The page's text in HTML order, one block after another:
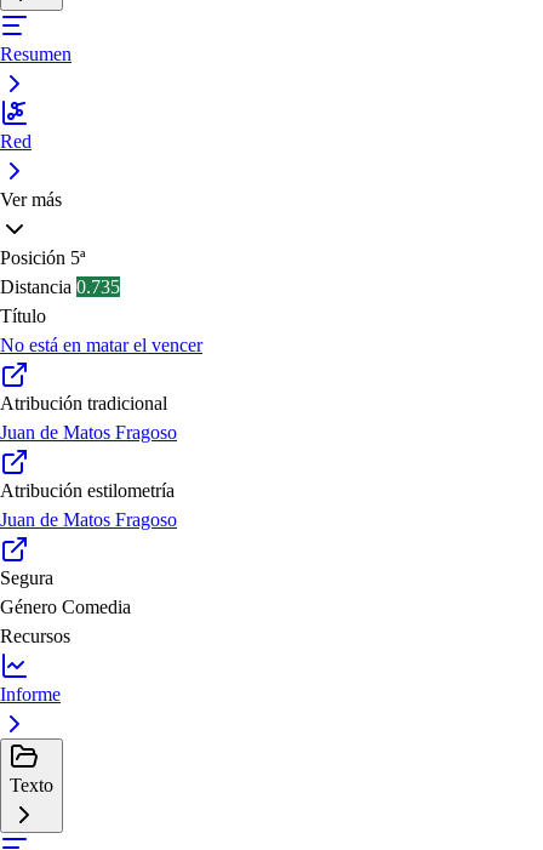
Resumen
Red
Ver más
Posición 5ª
Distancia 0.735
Título
No está en matar el vencer
Atribución tradicional
Juan de Matos Fragoso
Atribución estilometría
Juan de Matos Fragoso
Segura
Género Comedia
Recursos
Informe
Texto